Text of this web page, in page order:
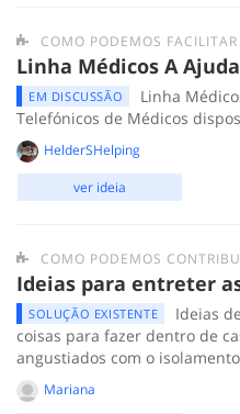
COMO PODEMOS FACILITAR
Linha Médicos A
EM DISCUSSÃO
Linha
Telefónicos de Médicos
HelderSHelping
ver ideia
COMO PODEMOS CONTRIBUIR PARA O BEM
Ideias para entreter
SOLUÇÃO EXISTENTE
Ideias
coisas para fazer dentro de
angustiados com o
Mariana